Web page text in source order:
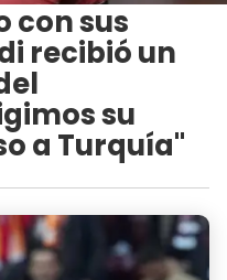
con sus
recibió un
su
a Turquía"